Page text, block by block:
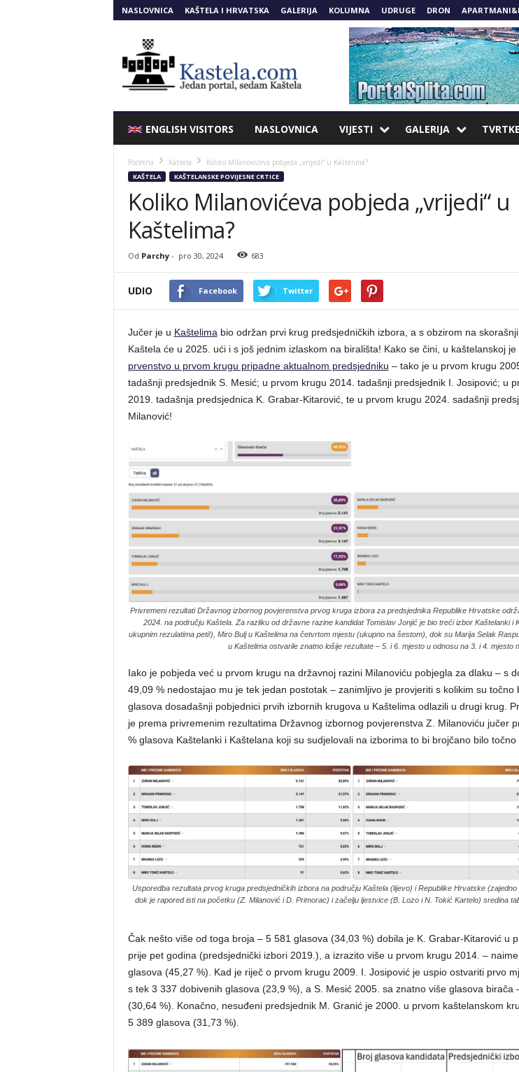
NASLOVNICA KAŠTELA I HRVATSKA GALERIJA KOLUMNA UDRUGE DRON
ENGLISH VISITORS NASLOVNICA VIJESTI GALERIJA TVRTKE
Početna Kaštela Koliko Milanovićeva pobjeda „vrijedi“ u Kaštelima?
KAŠTELA KAŠTELANSKE POVIJESNE CRTICE
Koliko Milanovićeva pobjeda „vrijedi“ u
Kaštelima?
Od Parchy- pro 30, 2024 683
UDIO Facebook Twitter
Jučer je u Kaštelima bio održan prvi krug predsjedničkih izbora, a s obzirom na skorašnji
Kaštela će u 2025. ući i s još jednim izlaskom na birališta! Kako se čini, u kaštelanskoj je
prvenstvo u prvom krugu pripadne aktualnom predsjedniku – tako je u prvom krugu
tadašnji predsjednik S. Mesić; u prvom krugu 2014. tadašnji predsjednik I. Josipović; u
2019. tadašnja predsjednica K. Grabar-Kitarović, te u prvom krugu 2024. sadašnji
Milanović!
Privremeni rezultati Državnog izbornog povjerenstva prvog kruga izbora za predsjednika Republike Hrvatske
2024. na području Kaštela. Za razliku od državne razine kandidat Tomislav Jonjić je bio treći izbor Kaštelanki i
ukupnim rezulatima peti!), Miro Bulj u Kaštelima na četvrtom mjestu (ukupno na šestom), dok su Marija Selak
u Kaštelima ostvarile znatno lošije rezultate – 5. i 6. mjesto u odnosu na 3. i 4. mjesto
Iako je pobjeda već u prvom krugu na državnoj razini Milanoviću pobjegla za dlaku – s
49,09 % nedostajao mu je tek jedan postotak – zanimljivo je provjeriti s kolikim su točno
glasova dosadašnji pobjednici prvih izbornih krugova u Kaštelima odlazili u drugi krug.
je prema privremenim rezultatima Državnog izbornog povjerenstva Z. Milanoviću jučer
% glasova Kaštelanki i Kaštelana koji su sudjelovali na izborima to bi brojčano bilo točno
Usporedba rezultata prvog kruga predsjedničkih izbora na području Kaštela (lijevo) i Republike Hrvatske
dok je rapored isti na početku (Z. Milanović i D. Primorac) i začelju ljestvice (B. Lozo i N. Tokić Kartelo) sredina
Čak nešto više od toga broja – 5 581 glasova (34,03 %) dobila je K. Grabar-Kitarović u
prije pet godina (predsjednički izbori 2019.), a izrazito više u prvom krugu 2014. –
glasova (45,27 %). Kad je riječ o prvom krugu 2009. I. Josipović je uspio ostvariti prvo
s tek 3 337 dobivenih glasova (23,9 %), a S. Mesić 2005. sa znatno više glasova birača
(30,64 %). Konačno, nesuđeni predsjednik M. Granić je 2000. u prvom kaštelanskom
5 389 glasova (31,73 %).